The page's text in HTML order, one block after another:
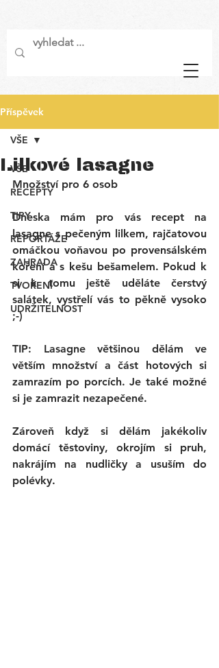
Příspěvek
VŠE
RECEPTY
TIPY
REPORTÁŽE
ZAHRADA
TVOŘENÍ
UDRŽITELNOST
VŠE
Lilkové lasagne
Množství pro 6 osob
Dneska mám pro vás recept na
lasagne s pečeným lilkem, rajčatovou
omáčkou voňavou po provensálském
koření a s kešu bešamelem. Pokud k
si k tomu ještě uděláte čerstvý
salátek, vystřelí vás to pěkně vysoko
;-)
TIP: Lasagne většinou dělám ve
větším množství a část hotových si
zamrazím po porcích. Je také možné
si je zamrazit nezapečené.
Zároveň když si dělám jakékoliv
domácí těstoviny, okrojím si pruh,
nakrájím na nudličky a usuším do
polévky.